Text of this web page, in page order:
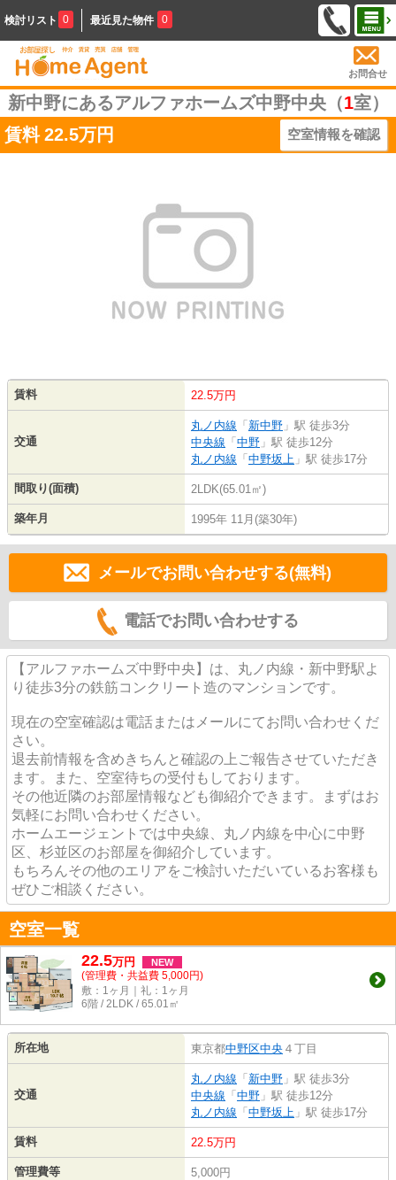
検討リスト 0 最近見た物件 0
お問合せ
新中野にあるアルファホームズ中野中央（1室）
賃料 22.5万円 空室情報を確認
賃料 22.5万円
交通
丸ノ内線 「 新中野 」駅 徒歩3分
中央線 「 中野 」駅 徒歩12分
丸ノ内線 「 中野坂上 」駅 徒歩17分
間取り(面積) 2LDK(65.01㎡)
築年月 1995年 11月(築30年)
メールでお問い合わせする(無料)
電話でお問い合わせする
【アルファホームズ中野中央】は、丸ノ内線・新中野駅よ
り徒歩3分の鉄筋コンクリート造のマンションです。
現在の空室確認は電話またはメールにてお問い合わせくだ
さい。
退去前情報を含めきちんと確認の上ご報告させていただき
ます。また、空室待ちの受付もしております。
その他近隣のお部屋情報なども御紹介できます。まずはお
気軽にお問い合わせください。
ホームエージェントでは中央線、丸ノ内線を中心に中野
区、杉並区のお部屋を御紹介しています。
もちろんその他のエリアをご検討いただいているお客様も
ぜひご相談ください。
空室一覧
22.5万円 NEW
(管理費・共益費 5,000円)
敷：1ヶ月｜礼：1ヶ月
6階 / 2LDK / 65.01㎡
所在地 東京都中野区中央 ４丁目
交通
丸ノ内線 「 新中野 」駅 徒歩3分
中央線 「 中野 」駅 徒歩12分
丸ノ内線 「 中野坂上 」駅 徒歩17分
賃料 22.5万円
管理費等 5,000円